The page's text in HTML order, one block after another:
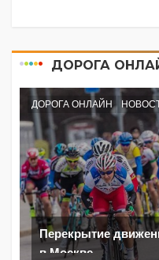
ДОРОГА
ДОРОГА ОНЛАЙН
Перекрытие
в Москве